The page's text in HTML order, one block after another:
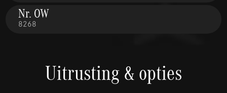
Nr. OW
8268
Uitrusting & opties